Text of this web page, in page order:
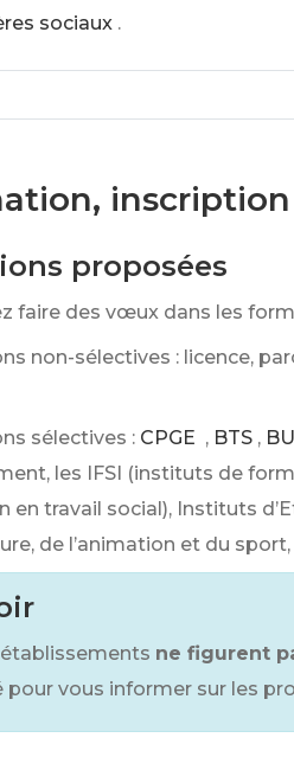
sociaux .
inscription
proposées
faire des vœux dans les
non-sélectives : licence,
sélectives : CPGE , BTS ,
les IFSI (instituts de
en travail social), Instituts
de l’animation et du
ne figurent
pour vous informer sur les